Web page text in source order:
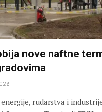
nove naftne
rudarstva i